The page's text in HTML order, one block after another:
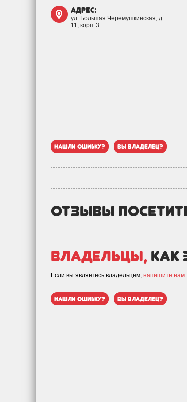
адрес:
ул. Большая Черемушкинская, д.
11, корп. 3
нашли ошибку? вы владелец?
отзывы
Владельцы, как
Если вы являетесь владельцем, напишите нам.
нашли ошибку? вы владелец?